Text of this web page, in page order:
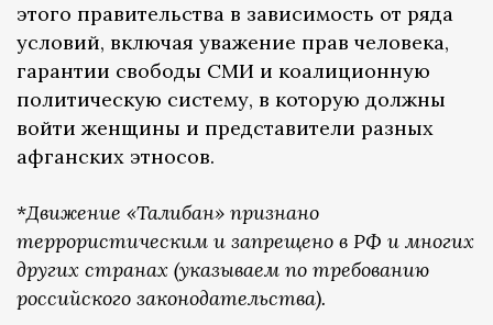
этого правительства в зависимость от ряда
условий, включая уважение прав человека,
гарантии свободы СМИ и коалиционную
политическую систему, в которую должны
войти женщины и представители разных
афганских этносов.
*Движение «Талибан» признано
террористическим и запрещено в РФ и многих
других странах (указываем по требованию
российского законодательства).